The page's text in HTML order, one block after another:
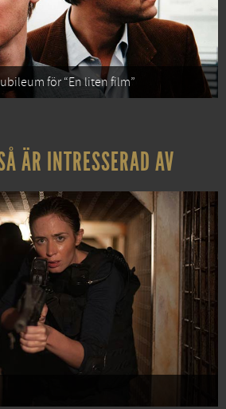
för “En liten film”
ÄR INTRESSERAD AV